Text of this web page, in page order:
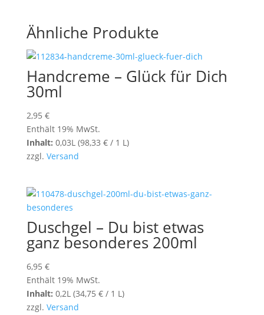
Ähnliche Produkte
Handcreme – Glück für Dich
30ml
2,95 €
Enthält 19% MwSt.
Inhalt: 0,03L (98,33 €/ 1 L)
zzgl. Versand
Duschgel – Du bist etwas
ganz besonderes 200ml
6,95 €
Enthält 19% MwSt.
Inhalt: 0,2L (34,75 €/ 1 L)
zzgl. Versand